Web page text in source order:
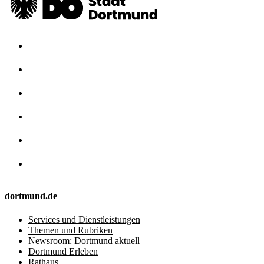
dortmund.de
Services und Dienstleistungen
Themen und Rubriken
Newsroom: Dortmund aktuell
Dortmund Erleben
Rathaus